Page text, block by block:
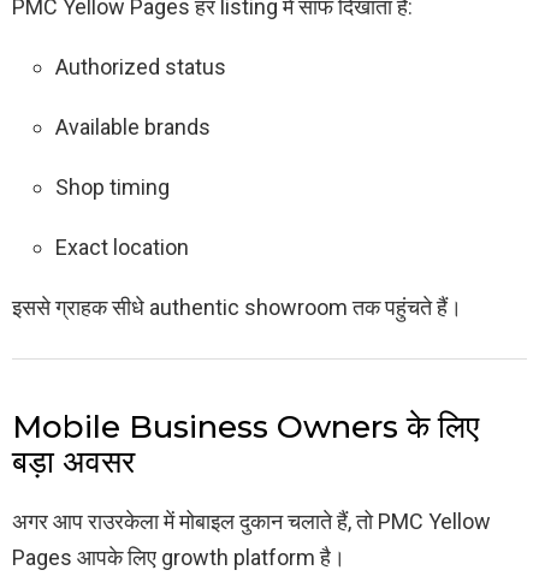
PMC Yellow Pages हर listing में साफ दिखाता है:
Authorized status
Available brands
Shop timing
Exact location
इससे ग्राहक सीधे authentic showroom तक पहुंचते हैं।
Mobile Business Owners के लिए
बड़ा अवसर
अगर आप राउरकेला में मोबाइल दुकान चलाते हैं, तो PMC Yellow
Pages आपके लिए growth platform है।